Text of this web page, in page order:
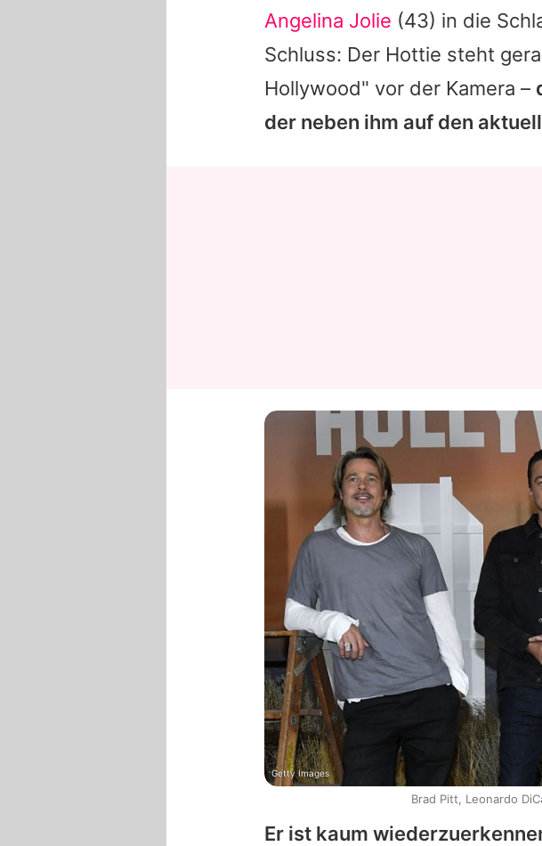
Angelina Jolie (43) in die
Schluss: Der Hottie steht
Hollywood" vor der Kamera –
der neben ihm auf den
Er ist kaum
Getty Images
Brad Pitt, Leonardo